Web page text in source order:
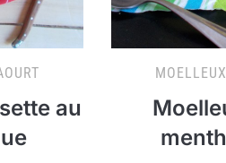
au